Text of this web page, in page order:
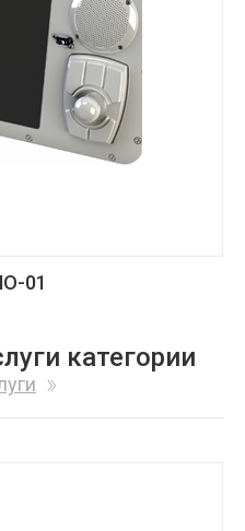
01
категории